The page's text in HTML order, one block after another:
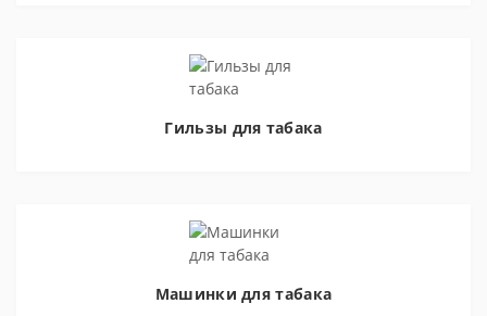
Гильзы для табака
Машинки для табака